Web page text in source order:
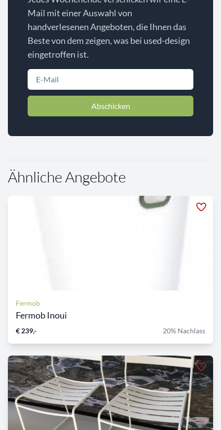
Mail mit einer Auswahl von
handverlesenen Angeboten, die Ihnen das
Beste von dem zeigen, was bei used-design
eingetroffen ist.
Abschicken
Ähnliche Angebote
Fermob
Fermob Inoui
€ 239,- 20% Nachlass